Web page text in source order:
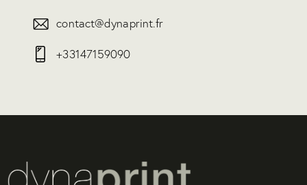
contact@dynaprint.fr
+33147159090